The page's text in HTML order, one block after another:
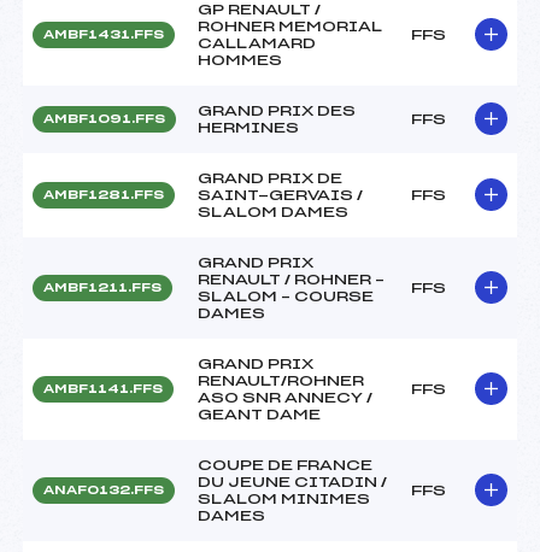
AMBF1431.FFS
GP RENAULT /
ROHNER MEMORIAL
CALLAMARD
HOMMES
FFS
AMBF1091.FFS
GRAND PRIX DES
HERMINES
FFS
AMBF1281.FFS
GRAND PRIX DE
SAINT-GERVAIS /
SLALOM DAMES
FFS
AMBF1211.FFS
GRAND PRIX
RENAULT / ROHNER –
SLALOM – COURSE
DAMES
FFS
AMBF1141.FFS
GRAND PRIX
RENAULT/ROHNER
ASO SNR ANNECY /
GEANT DAME
FFS
ANAF0132.FFS
COUPE DE FRANCE
DU JEUNE CITADIN /
SLALOM MINIMES
DAMES
FFS